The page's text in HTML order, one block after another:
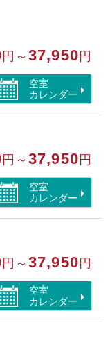
イレ
円～37,950 円
空室
カレンダー
円～37,950 円
空室
カレンダー
円～37,950 円
空室
カレンダー